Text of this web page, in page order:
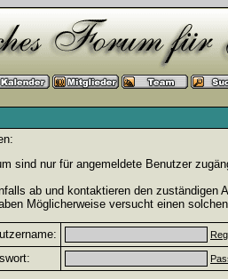
sind nur für angemeldete Benutzer
ab und kontaktieren den zuständigen
Möglicherweise versucht einen